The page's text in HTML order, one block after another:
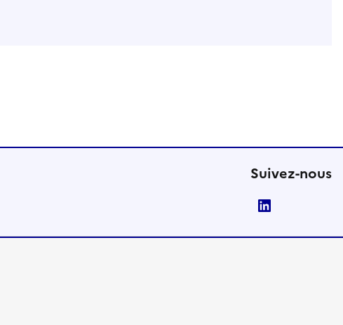
Suivez-nous